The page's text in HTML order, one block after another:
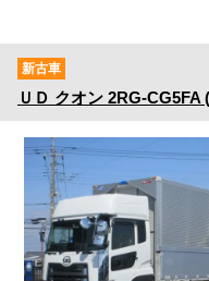
新古車
ＵＤ クオン 2RG-CG5FA